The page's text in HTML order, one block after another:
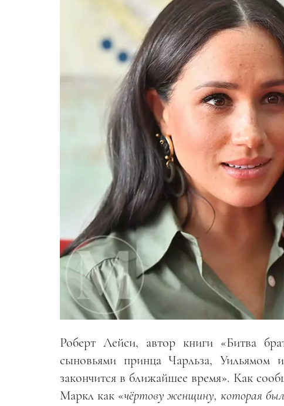
Роберт Лейси, автор книги «Битва
сыновьями принца Чарльза, Уильямом
закончится в ближайшее время». Как
Маркл как «чёртову женщину, которая